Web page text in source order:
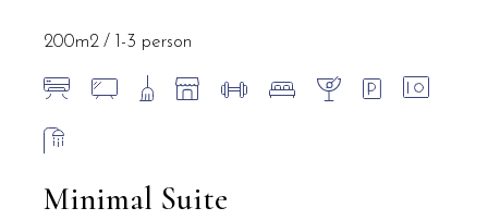
Minimal Suite
200m2 1-3 person